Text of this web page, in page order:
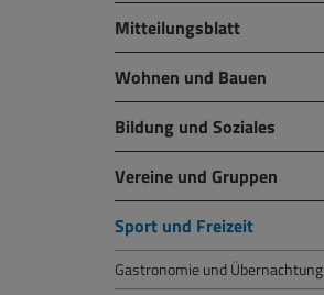
Mitteilungsblatt
Wohnen und Bauen
Bildung und Soziales
Vereine und Gruppen
Sport und Freizeit
Gastronomie und Übernachtung